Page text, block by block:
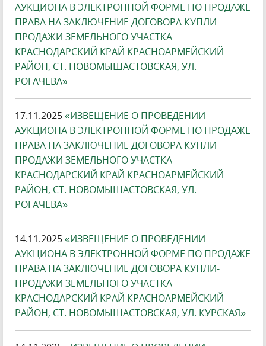
АУКЦИОНА В ЭЛЕКТРОННОЙ ФОРМЕ ПО ПРОДАЖЕ
ПРАВА НА ЗАКЛЮЧЕНИЕ ДОГОВОРА КУПЛИ-
ПРОДАЖИ ЗЕМЕЛЬНОГО УЧАСТКА
КРАСНОДАРСКИЙ КРАЙ КРАСНОАРМЕЙСКИЙ
РАЙОН, СТ. НОВОМЫШАСТОВСКАЯ, УЛ.
РОГАЧЕВА»
17.11.2025«ИЗВЕЩЕНИЕ О ПРОВЕДЕНИИ
АУКЦИОНА В ЭЛЕКТРОННОЙ ФОРМЕ ПО ПРОДАЖЕ
ПРАВА НА ЗАКЛЮЧЕНИЕ ДОГОВОРА КУПЛИ-
ПРОДАЖИ ЗЕМЕЛЬНОГО УЧАСТКА
КРАСНОДАРСКИЙ КРАЙ КРАСНОАРМЕЙСКИЙ
РАЙОН, СТ. НОВОМЫШАСТОВСКАЯ, УЛ.
РОГАЧЕВА»
14.11.2025«ИЗВЕЩЕНИЕ О ПРОВЕДЕНИИ
АУКЦИОНА В ЭЛЕКТРОННОЙ ФОРМЕ ПО ПРОДАЖЕ
ПРАВА НА ЗАКЛЮЧЕНИЕ ДОГОВОРА КУПЛИ-
ПРОДАЖИ ЗЕМЕЛЬНОГО УЧАСТКА
КРАСНОДАРСКИЙ КРАЙ КРАСНОАРМЕЙСКИЙ
РАЙОН, СТ. НОВОМЫШАСТОВСКАЯ, УЛ. КУРСКАЯ»